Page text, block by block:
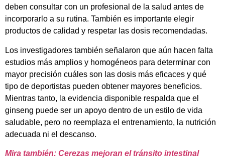
deben consultar con un profesional de la salud antes de
incorporarlo a su rutina. También es importante elegir
productos de calidad y respetar las dosis recomendadas.
Los investigadores también señalaron que aún hacen falta
estudios más amplios y homogéneos para determinar con
mayor precisión cuáles son las dosis más eficaces y qué
tipo de deportistas pueden obtener mayores beneficios.
Mientras tanto, la evidencia disponible respalda que el
ginseng puede ser un apoyo dentro de un estilo de vida
saludable, pero no reemplaza el entrenamiento, la nutrición
adecuada ni el descanso.
Mira también: Cerezas mejoran el tránsito intestinal